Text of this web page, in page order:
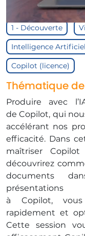
Thématique
Produire avec
de Copilot, qui
accélérant nos
efficacité. Dans
maîtriser
découvrirez
documents
à Copilot,
rapidement et
Cette session
1 - Découverte
Intelligence
Copilot (licence)